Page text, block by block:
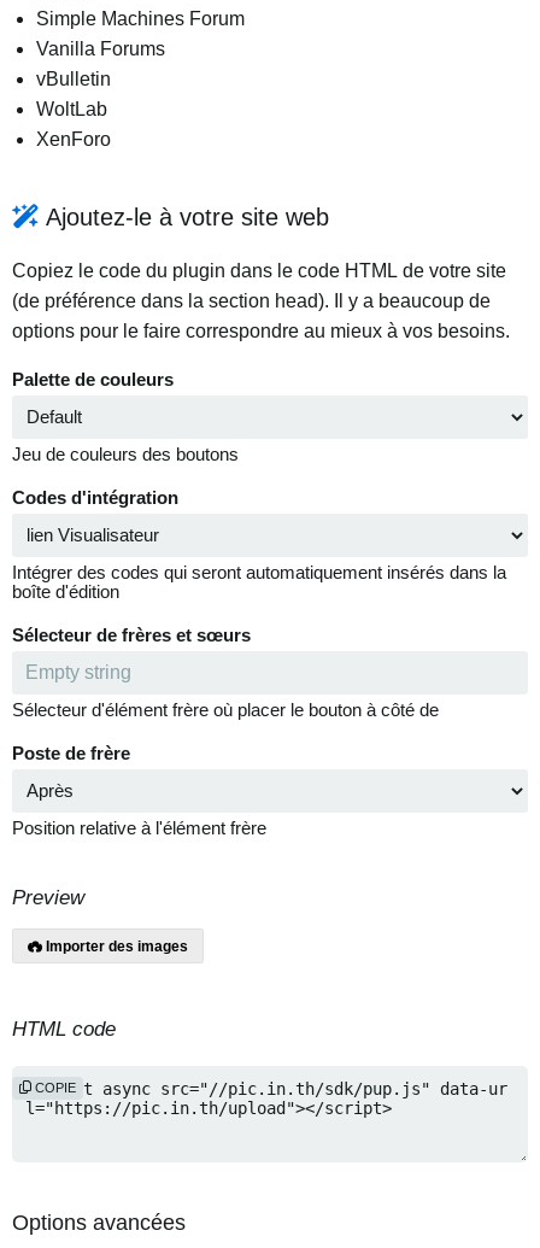
Simple Machines Forum
Vanilla Forums
vBulletin
WoltLab
XenForo
Ajoutez-le à votre site web
Copiez le code du plugin dans le code HTML de votre site
(de préférence dans la section head). Il y a beaucoup de
options pour le faire correspondre au mieux à vos besoins.
Palette de couleurs
Jeu de couleurs des boutons
Codes d'intégration
Intégrer des codes qui seront automatiquement insérés dans la
boîte d'édition
Sélecteur de frères et sœurs
Sélecteur d'élément frère où placer le bouton à côté de
Poste de frère
Position relative à l'élément frère
Preview
Importer des images
HTML code
COPIE
Options avancées